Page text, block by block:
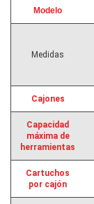
Modelo
Medidas
Cajones
Capacidad
máxima de
herramientas
Cartuchos
por cajón